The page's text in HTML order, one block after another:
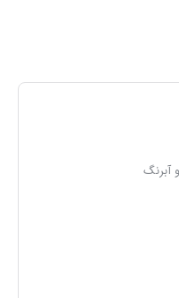
آبرنگ